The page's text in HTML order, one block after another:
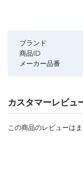
ブランド
商品ID
メーカー品番
カスタマーレビュ
この商品のレビューはま